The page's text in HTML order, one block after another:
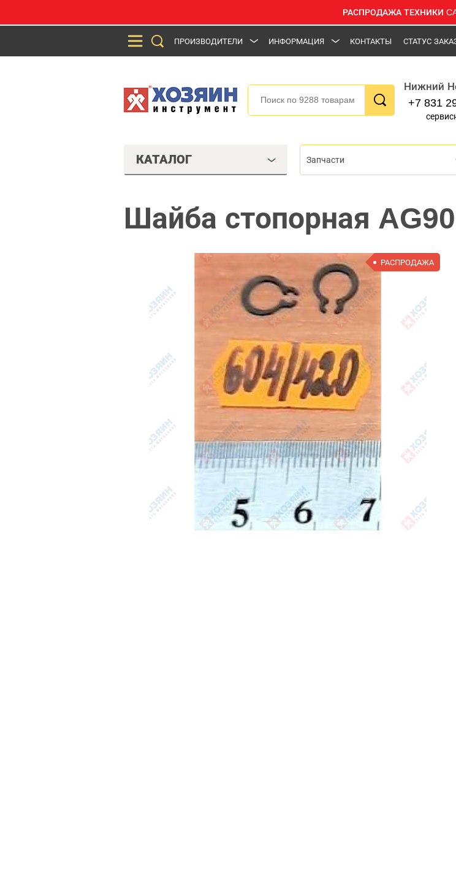
РАСПРОДАЖА ТЕХНИКИ
ПРОИЗВОДИТЕЛИ ИНФОРМАЦИЯ КОНТАКТЫ СТАТУС
Нижний
+7 831
КАТАЛОГ Запчасти
Шайба стопорная
РАСПРОДАЖА